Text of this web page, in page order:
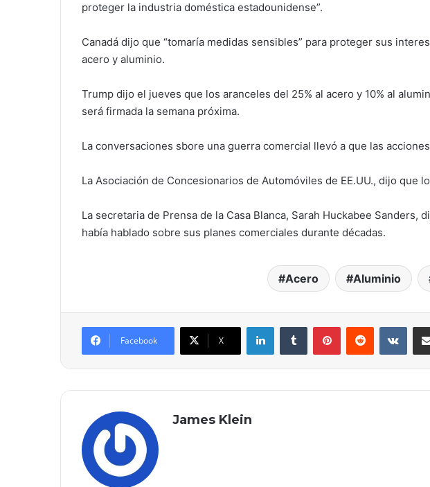
proteger la industria doméstica estadounidense”.
Canadá dijo que “tomaría medidas sensibles” para proteger sus
acero y aluminio.
Trump dijo el jueves que los aranceles del 25% al acero y 10% al
será firmada la semana próxima.
La conversaciones sbore una guerra comercial llevó a que las
La Asociación de Concesionarios de Automóviles de EE.UU., dijo que
La secretaria de Prensa de la Casa Blanca, Sarah Huckabee
había hablado sobre sus planes comerciales durante décadas.
Acero Aluminio
Facebook X
James Klein